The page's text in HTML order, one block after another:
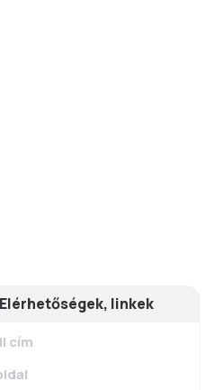
Elérhetőségek, linkek
cím